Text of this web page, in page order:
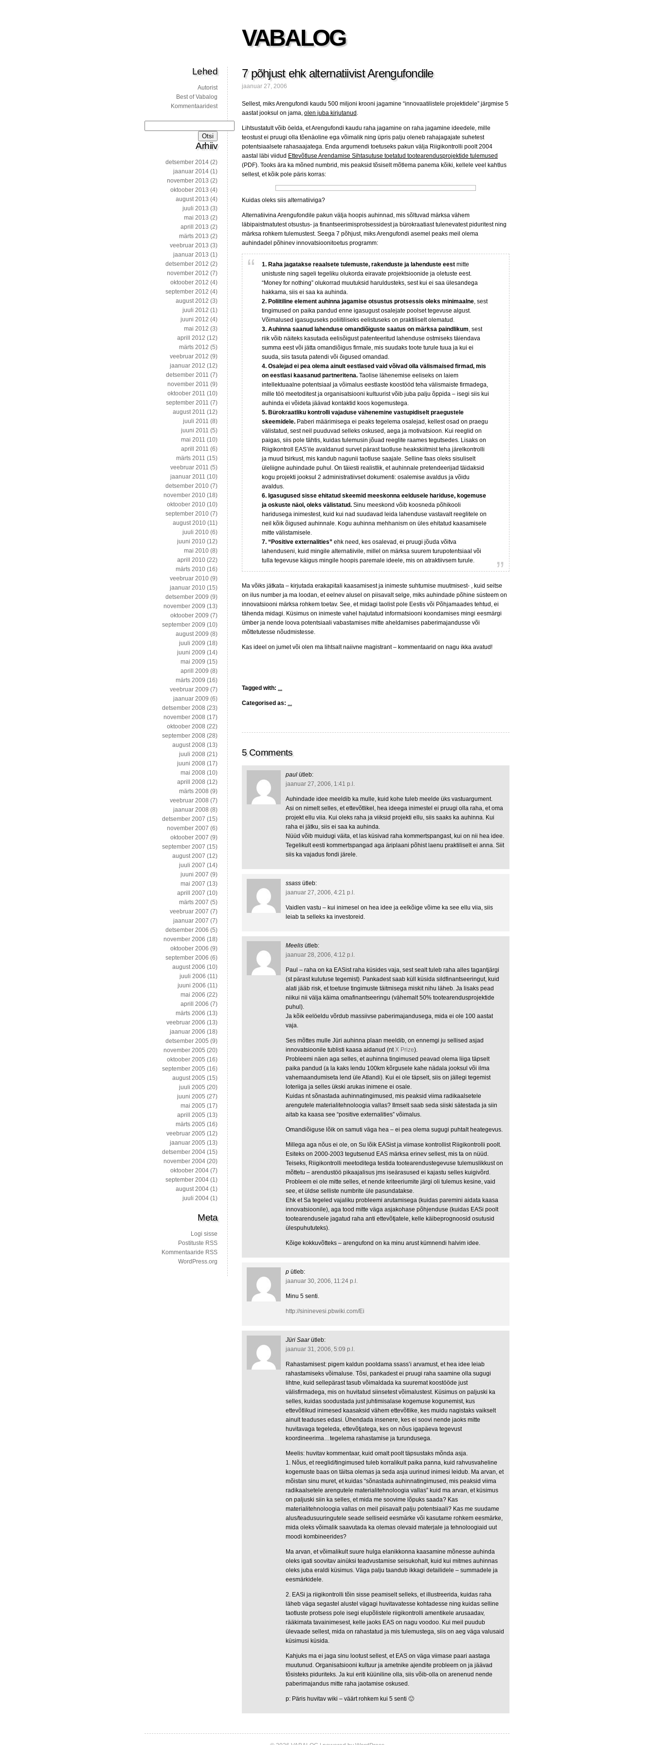
VABALOG
7 põhjust ehk alternatiivist Arengufondile
jaanuar 27, 2006
Sellest, miks Arengufondi kaudu 500 miljoni krooni jagamine “innovaatilistele projektidele” järgmise 5
aastat jooksul on jama, olen juba kirjutanud .
Lihtsustatult võib öelda, et Arengufondi kaudu raha jagamine on raha jagamine ideedele, mille
teostust ei pruugi olla tõenäoline ega võimalik ning üpris palju oleneb rahajagajate suhetest
potentsiaalsete rahasaajatega. Enda argumendi toetuseks pakun välja Riigikontrolli poolt 2004
aastal läbi viidud Ettevõtluse Arendamise Sihtasutuse toetatud tootearendusprojektide tulemused
(PDF). Tooks ära ka mõned numbrid, mis peaksid tõsiselt mõtlema panema kõiki, kellele veel kahtlus
sellest, et kõik pole päris korras:
Kuidas oleks siis alternatiiviga?
Alternatiivina Arengufondile pakun välja hoopis auhinnad, mis sõltuvad märksa vähem
läbipaistmatutest otsustus- ja finantseerimisprotsessidest ja bürokraatiast tulenevatest piduritest ning
märksa rohkem tulemustest. Seega 7 põhjust, miks Arengufondi asemel peaks meil olema
auhindadel põhinev innovatsioonitoetus programm:
1. Raha jagatakse reaalsete tulemuste, rakenduste ja lahenduste eest mitte
unistuste ning sageli tegeliku olukorda eiravate projektsioonide ja oletuste eest.
“Money for nothing” olukorrad muutuksid haruldusteks, sest kui ei saa ülesandega
hakkama, siis ei saa ka auhinda.
2. Poliitiline element auhinna jagamise otsustus protsessis oleks minimaalne, sest
tingimused on paika pandud enne igasugust osalejate poolset tegevuse algust.
Võimalused igasuguseks poliitiliseks eelistuseks on praktiliselt olematud.
3. Auhinna saanud lahenduse omandiõiguste saatus on märksa paindlikum, sest
riik võib näiteks kasutada eelisõigust patenteeritud lahenduse ostmiseks täiendava
summa eest või jätta omandiõigus firmale, mis suudaks toote turule tuua ja kui ei
suuda, siis tasuta patendi või õigused omandad.
4. Osalejad ei pea olema ainult eestlased vaid võivad olla välismaised firmad, mis
on eestlasi kaasanud partneritena. Taolise lähenemise eeliseks on laiem
intellektuaalne potentsiaal ja võimalus eestlaste koostööd teha välismaiste firmadega,
mille töö meetoditest ja organisatsiooni kultuurist võib juba palju õppida – isegi siis kui
auhinda ei võideta jäävad kontaktid koos kogemustega.
5. Bürokraatliku kontrolli vajaduse vähenemine vastupidiselt praegustele
skeemidele. Paberi määrimisega ei peaks tegelema osalejad, kellest osad on praegu
välistatud, sest neil puuduvad selleks oskused, aega ja motivatsioon. Kui reeglid on
paigas, siis pole tähtis, kuidas tulemusin jõuad reeglite raames tegutsedes. Lisaks on
Riigikontroll EAS’ile avaldanud survet pärast taotluse heakskiitmist teha järelkontrolli
ja muud tsirkust, mis kandub nagunii taotluse saajale. Selline faas oleks sisuliselt
üleliigne auhindade puhul. On täiesti realistlik, et auhinnale pretendeerijad täidaksid
kogu projekti jooksul 2 administratiivset dokumenti: osalemise avaldus ja võidu
avaldus.
6. Igasugused sisse ehitatud skeemid meeskonna eeldusele hariduse, kogemuse
ja oskuste näol, oleks välistatud. Sinu meeskond võib koosneda põhikooli
haridusega inimestest, kuid kui nad suudavad leida lahenduse vastavalt reeglitele on
neil kõik õigused auhinnale. Kogu auhinna mehhanism on üles ehitatud kaasamisele
mitte välistamisele.
7. “Positive externalities” ehk need, kes osalevad, ei pruugi jõuda võitva
lahenduseni, kuid mingile alternatiivile, millel on märksa suurem turupotentsiaal või
tulla tegevuse käigus mingile hoopis paremale ideele, mis on atraktiivsem turule.
Ma võiks jätkata – kirjutada erakapitali kaasamisest ja inimeste suhtumise muutmisest- , kuid seitse
on ilus number ja ma loodan, et eelnev alusel on piisavalt selge, miks auhindade põhine süsteem on
innovatsiooni märksa rohkem toetav. See, et midagi taolist pole Eestis või Põhjamaades tehtud, ei
tähenda midagi. Küsimus on inimeste vahel hajutatud informatsiooni koondamises mingi eesmärgi
ümber ja nende loova potentsiaali vabastamises mitte aheldamises paberimajandusse või
mõttetutesse nõudmistesse.
Kas ideel on jumet või olen ma lihtsalt naiivne magistrant – kommentaarid on nagu ikka avatud!
Tagged with: ...
Categorised as: ...
5 Comments
paul ütleb:
jaanuar 27, 2006, 1:41 p.l.
Auhindade idee meeldib ka mulle, kuid kohe tuleb meelde üks vastuargument.
Asi on nimelt selles, et ettevõtlikel, hea ideega inimestel ei pruugi olla raha, et oma
projekt ellu viia. Kui oleks raha ja viiksid projekti ellu, siis saaks ka auhinna. Kui
raha ei jätku, siis ei saa ka auhinda.
Nüüd võib muidugi väita, et las küsivad raha kommertspangast, kui on nii hea idee.
Tegelikult eesti kommertspangad aga äriplaani põhist laenu praktiliselt ei anna. Siit
siis ka vajadus fondi järele.
ssass ütleb:
jaanuar 27, 2006, 4:21 p.l.
Vaidlen vastu – kui inimesel on hea idee ja eelkõige võime ka see ellu viia, siis
leiab ta selleks ka investoreid.
Meelis ütleb:
jaanuar 28, 2006, 4:12 p.l.
Paul – raha on ka EASist raha küsides vaja, sest sealt tuleb raha alles tagantjärgi
(st pärast kulutuse tegemist). Pankadest saab küll küsida sildfinantseeringut, kuid
alati jääb risk, et toetuse tingimuste täitmisega miskit nihu läheb. Ja lisaks pead
niikui nii välja käima omafinantseeringu (vähemalt 50% tootearendusprojektide
puhul).
Ja kõik eelöeldu võrdub massiivse paberimajandusega, mida ei ole 100 aastat
vaja.
Ses mõttes mulle Jüri auhinna plaan meeldib, on ennemgi ju sellised asjad
innovatsioonile tublisti kaasa aidanud (ntX Prize).
Probleemi näen aga selles, et auhinna tingimused peavad olema liiga täpselt
paika pandud (a la kaks lendu 100km kõrgusele kahe nädala jooksul või ilma
vahemaandumiseta lend üle Atlandi). Kui ei ole täpselt, siis on jällegi tegemist
loteriiga ja selles ükski arukas inimene ei osale.
Kuidas nt sõnastada auhinnatingimused, mis peaksid viima radikaalsetele
arengutele materialitehnoloogia vallas? Ilmselt saab seda siiski sätestada ja siin
aitab ka kaasa see “positive externalities” võimalus.
Omandiõiguse lõik on samuti väga hea – ei pea olema sugugi puhtalt heategevus.
Millega aga nõus ei ole, on Su lõik EASist ja viimase kontrollist Riigikontrolli poolt.
Esiteks on 2000-2003 tegutsenud EAS märksa erinev sellest, mis ta on nüüd.
Teiseks, Riigikontrolli meetoditega testida tootearendustegevuse tulemuslikkust on
mõttetu – arendustöö pikaajalisus jms iseärasused ei kajastu selles kuigivõrd.
Probleem ei ole mitte selles, et nende kriteeriumite järgi oli tulemus kesine, vaid
see, et üldse selliste numbrite üle pasundatakse.
Ehk et Sa tegeled vajaliku probleemi arutamisega (kuidas paremini aidata kaasa
innovatsioonile), aga tood mitte väga asjakohase põhjenduse (kuidas EASi poolt
tootearendusele jagatud raha anti ettevõtjatele, kelle käibeprognoosid osutusid
ülespuhututeks).
Kõige kokkuvõtteks – arengufond on ka minu arust kümnendi halvim idee.
p ütleb:
jaanuar 30, 2006, 11:24 p.l.
Minu 5 senti.
http://sininevesi.pbwiki.com/Ei
Jüri Saar ütleb:
jaanuar 31, 2006, 5:09 p.l.
Rahastamisest: pigem kaldun pooldama ssass’i arvamust, et hea idee leiab
rahastamiseks võimaluse. Tõsi, pankadest ei pruugi raha saamine olla sugugi
lihtne, kuid sellepärast tasub võimaldada ka suuremat koostööde just
välisfirmadega, mis on huvitatud siinsetest võimalustest. Küsimus on paljuski ka
selles, kuidas soodustada just juhtimisalase kogemuse kogunemist, kus
ettevõtlikud inimesed kaasaksid vähem ettevõtlike, kes muidu nagistaks vaikselt
ainult teaduses edasi. Ühendada insenere, kes ei soovi nende jaoks mitte
huvitavaga tegeleda, ettevõtjatega, kes on nõus igapäeva tegevust
koordineerima…tegelema rahastamise ja turundusega.
Meelis: huvitav kommentaar, kuid omalt poolt täpsustaks mõnda asja.
1. Nõus, et reeglid/tingimused tuleb korralikult paika panna, kuid rahvusvaheline
kogemuste baas on täitsa olemas ja seda asja uurinud inimesi leidub. Ma arvan, et
mõistan sinu muret, et kuidas “sõnastada auhinnatingimused, mis peaksid viima
radikaalsetele arengutele materialitehnoloogia vallas” kuid ma arvan, et küsimus
on paljuski siin ka selles, et mida me soovime lõpuks saada? Kas
materialitehnoloogia vallas on meil piisavalt palju potentsiaali? Kas me suudame
alus/teadusuuringutele seade selliseid eesmärke või kasutame rohkem eesmärke,
mida oleks võimalik saavutada ka olemas olevaid materjale ja tehnoloogiaid uut
moodi kombineerides?
Ma arvan, et võimalikult suure hulga elanikkonna kaasamine mõnesse auhinda
oleks igati soovitav ainüksi teadvustamise seisukohalt, kuid kui mitmes auhinnas
oleks juba eraldi küsimus. Väga palju taandub ikkagi detailidele – summadele ja
eesmärkidele.
2. EASi ja riigikontrolli tõin sisse peamiselt selleks, et illustreerida, kuidas raha
läheb väga segastel alustel vägagi huvitavatesse kohtadesse ning kuidas selline
taotluste protsess pole isegi elupõlistele riigikontrolli amentikele arusaadav,
rääkimata tavainimesest, kelle jaoks EAS on nagu voodoo. Kui meil puudub
ülevaade sellest, mida on rahastatud ja mis tulemustega, siis on aeg väga valusaid
küsimusi küsida.
Kahjuks ma ei jaga sinu lootust sellest, et EAS on väga viimase paari aastaga
muutunud. Organisatsiooni kultuur ja ametnike ajendite probleem on ja jäävad
tõsisteks piduriteks. Ja kui eriti küüniline olla, siis võib-olla on arenenud nende
paberimajandus mitte raha jaotamise oskused.
p: Päris huvitav wiki – väärt rohkem kui 5 senti 🙂
Lehed
Autorist
Best of Vabalog
Kommentaaridest
Arhiiv
detsember 2014 (2)
jaanuar 2014 (1)
november 2013 (2)
oktoober 2013 (4)
august 2013 (4)
juuli 2013 (3)
mai 2013 (2)
aprill 2013 (2)
märts 2013 (2)
veebruar 2013 (3)
jaanuar 2013 (1)
detsember 2012 (2)
november 2012 (7)
oktoober 2012 (4)
september 2012 (4)
august 2012 (3)
juuli 2012 (1)
juuni 2012 (4)
mai 2012 (3)
aprill 2012 (12)
märts 2012 (5)
veebruar 2012 (9)
jaanuar 2012 (12)
detsember 2011 (7)
november 2011 (9)
oktoober 2011 (10)
september 2011 (7)
august 2011 (12)
juuli 2011 (8)
juuni 2011 (5)
mai 2011 (10)
aprill 2011 (6)
märts 2011 (15)
veebruar 2011 (5)
jaanuar 2011 (10)
detsember 2010 (7)
november 2010 (18)
oktoober 2010 (10)
september 2010 (7)
august 2010 (11)
juuli 2010 (6)
juuni 2010 (12)
mai 2010 (8)
aprill 2010 (22)
märts 2010 (16)
veebruar 2010 (9)
jaanuar 2010 (15)
detsember 2009 (9)
november 2009 (13)
oktoober 2009 (7)
september 2009 (10)
august 2009 (8)
juuli 2009 (18)
juuni 2009 (14)
mai 2009 (15)
aprill 2009 (8)
märts 2009 (16)
veebruar 2009 (7)
jaanuar 2009 (6)
detsember 2008 (23)
november 2008 (17)
oktoober 2008 (22)
september 2008 (28)
august 2008 (13)
juuli 2008 (21)
juuni 2008 (17)
mai 2008 (10)
aprill 2008 (12)
märts 2008 (9)
veebruar 2008 (7)
jaanuar 2008 (8)
detsember 2007 (15)
november 2007 (6)
oktoober 2007 (9)
september 2007 (15)
august 2007 (12)
juuli 2007 (14)
juuni 2007 (9)
mai 2007 (13)
aprill 2007 (10)
märts 2007 (5)
veebruar 2007 (7)
jaanuar 2007 (7)
detsember 2006 (5)
november 2006 (18)
oktoober 2006 (9)
september 2006 (6)
august 2006 (10)
juuli 2006 (11)
juuni 2006 (11)
mai 2006 (22)
aprill 2006 (7)
märts 2006 (13)
veebruar 2006 (13)
jaanuar 2006 (18)
detsember 2005 (9)
november 2005 (20)
oktoober 2005 (16)
september 2005 (16)
august 2005 (15)
juuli 2005 (20)
juuni 2005 (27)
mai 2005 (17)
aprill 2005 (13)
märts 2005 (16)
veebruar 2005 (12)
jaanuar 2005 (13)
detsember 2004 (15)
november 2004 (20)
oktoober 2004 (7)
september 2004 (1)
august 2004 (1)
juuli 2004 (1)
Meta
Logi sisse
Postituste RSS
Kommentaaride RSS
WordPress.org